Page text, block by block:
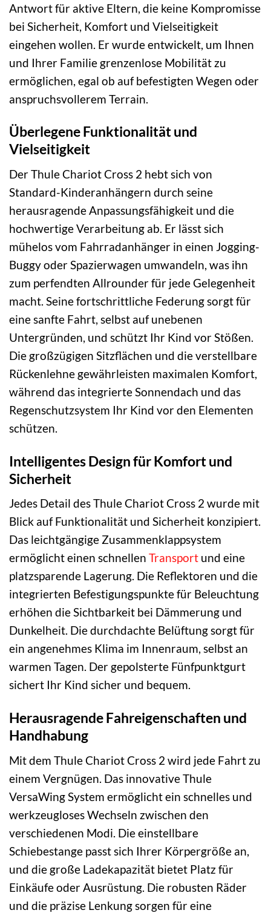
Antwort für aktive Eltern, die keine Kompromisse
bei Sicherheit, Komfort und Vielseitigkeit
eingehen wollen. Er wurde entwickelt, um Ihnen
und Ihrer Familie grenzenlose Mobilität zu
ermöglichen, egal ob auf befestigten Wegen oder
anspruchsvollerem Terrain.
Überlegene Funktionalität und
Vielseitigkeit
Der Thule Chariot Cross 2 hebt sich von
Standard-Kinderanhängern durch seine
herausragende Anpassungsfähigkeit und die
hochwertige Verarbeitung ab. Er lässt sich
mühelos vom Fahrradanhänger in einen Jogging-
Buggy oder Spazierwagen umwandeln, was ihn
zum perfendten Allrounder für jede Gelegenheit
macht. Seine fortschrittliche Federung sorgt für
eine sanfte Fahrt, selbst auf unebenen
Untergründen, und schützt Ihr Kind vor Stößen.
Die großzügigen Sitzflächen und die verstellbare
Rückenlehne gewährleisten maximalen Komfort,
während das integrierte Sonnendach und das
Regenschutzsystem Ihr Kind vor den Elementen
schützen.
Intelligentes Design für Komfort und
Sicherheit
Jedes Detail des Thule Chariot Cross 2 wurde mit
Blick auf Funktionalität und Sicherheit konzipiert.
Das leichtgängige Zusammenklappsystem
ermöglicht einen schnellen Transport und eine
platzsparende Lagerung. Die Reflektoren und die
integrierten Befestigungspunkte für Beleuchtung
erhöhen die Sichtbarkeit bei Dämmerung und
Dunkelheit. Die durchdachte Belüftung sorgt für
ein angenehmes Klima im Innenraum, selbst an
warmen Tagen. Der gepolsterte Fünfpunktgurt
sichert Ihr Kind sicher und bequem.
Herausragende Fahreigenschaften und
Handhabung
Mit dem Thule Chariot Cross 2 wird jede Fahrt zu
einem Vergnügen. Das innovative Thule
VersaWing System ermöglicht ein schnelles und
werkzeugloses Wechseln zwischen den
verschiedenen Modi. Die einstellbare
Schiebestange passt sich Ihrer Körpergröße an,
und die große Ladekapazität bietet Platz für
Einkäufe oder Ausrüstung. Die robusten Räder
und die präzise Lenkung sorgen für eine